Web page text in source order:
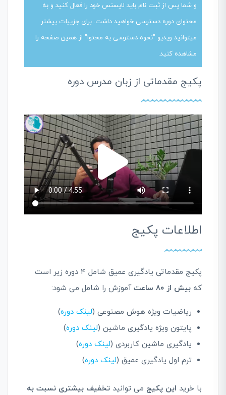
و شما پس از ثبت نام باید لایسنس خود را فعال کنید و به
محتوای دوره دسترسی خواهید داشت. برای جزییات بیشتر
میتوانید ویدیو "نحوه دسترسی به محتوا" از همین صفحه را
مشاهده کنید.
پکیج مقدماتی از زبان مدرس دوره
اطلاعات پکیج
پکیج مقدماتی یادگیری عمیق شامل ۴ دوره زیر است
که بیش از ۸۰ ساعت آموزش را شامل می شود:
ریاضیات ویژه هوش مصنوعی (لینک دوره)
پایتون ویژه یادگیری ماشین (لینک دوره)
یادگیری ماشین کاربردی (لینک دوره)
ترم اول یادگیری عمیق (لینک دوره)
با خرید این پکیج می توانید تخفیف بیشتری نسبت به